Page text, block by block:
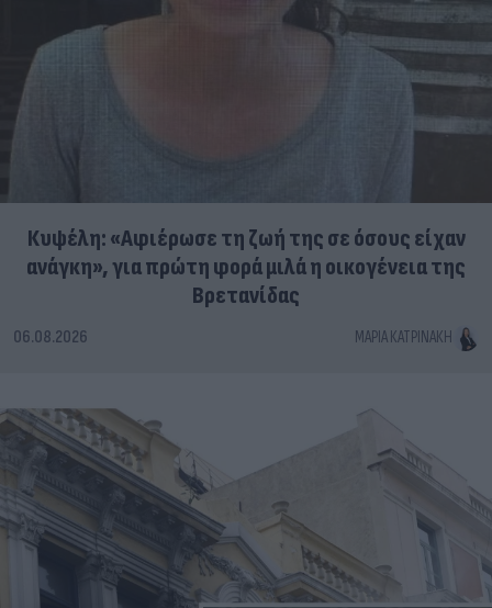
Κυψέλη: «Αφιέρωσε τη ζωή της σε όσους είχαν
ανάγκη», για πρώτη φορά μιλά η οικογένεια της
Βρετανίδας
06.08.2026 ΜΑΡΊΑ ΚΑΤΡΙΝΆΚΗ